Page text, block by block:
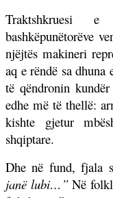
Traktshkruesi
bashkëpunëtorëve
njëjtës makineri
aq e rëndë sa dhuna
të qëndronin
edhe më të thellë:
kishte gjetur
shqiptare.
Dhe në fund, fjala
janë lubi…”Në